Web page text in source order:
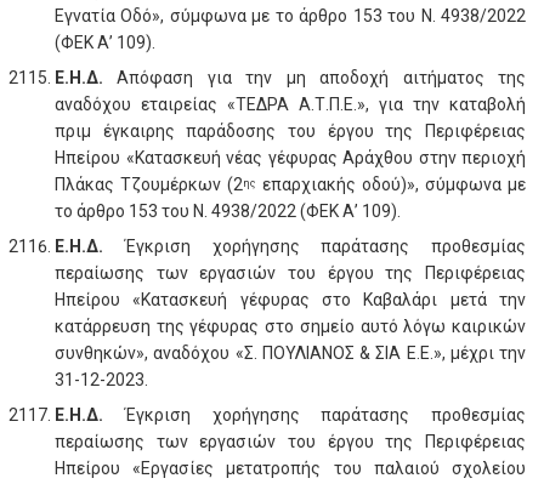
Εγνατία Οδό», σύμφωνα με το άρθρο 153 του Ν. 4938/2022
(ΦΕΚ Α’ 109).
Ε.Η.Δ.Απόφαση για την μη αποδοχή αιτήματος της
αναδόχου εταιρείας «ΤΕΔΡΑ Α.Τ.Π.Ε.», για την καταβολή
πριμ έγκαιρης παράδοσης του έργου της Περιφέρειας
Ηπείρου «Κατασκευή νέας γέφυρας Αράχθου στην περιοχή
Πλάκας Τζουμέρκων (2 ης επαρχιακής οδού)», σύμφωνα με
το άρθρο 153 του Ν. 4938/2022 (ΦΕΚ Α’ 109).
Ε.Η.Δ.Έγκριση χορήγησης παράτασης προθεσμίας
περαίωσης των εργασιών του έργου της Περιφέρειας
Ηπείρου «Κατασκευή γέφυρας στο Καβαλάρι μετά την
κατάρρευση της γέφυρας στο σημείο αυτό λόγω καιρικών
συνθηκών», αναδόχου «Σ. ΠΟΥΛΙΑΝΟΣ & ΣΙΑ Ε.Ε.», μέχρι την
31-12-2023.
Ε.Η.Δ.Έγκριση χορήγησης παράτασης προθεσμίας
περαίωσης των εργασιών του έργου της Περιφέρειας
Ηπείρου «Εργασίες μετατροπής του παλαιού σχολείου